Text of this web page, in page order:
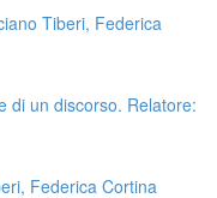
Tiberi, Federica
di un discorso. Relatore:
Federica Cortina